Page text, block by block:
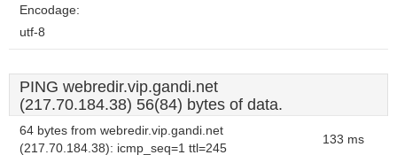
Encodage:
utf-8
PING webredir.vip.gandi.net
(217.70.184.38) 56(84) bytes of data.
64 bytes from webredir.vip.gandi.net
(217.70.184.38): icmp_seq=1 ttl=245
133 ms